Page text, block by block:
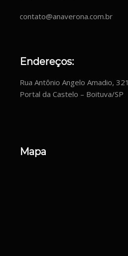
contato@anaverona.com.br
Endereços:
Rua Antônio Angelo Amadio, 321
Portal da Castelo – Boituva/SP
Mapa